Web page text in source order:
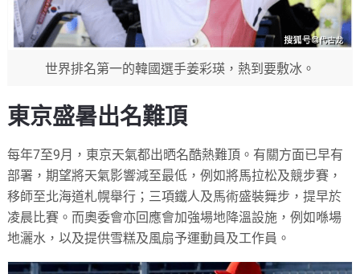
世界排名第一的韓國選手姜彩瑛，熱到要敷冰。
東京盛暑出名難頂
每年7至9月，東京天氣都出晒名酷熱難頂。有關方面已早有
部署，期望將天氣影響減至最低，例如將馬拉松及競步賽，
移師至北海道札幌舉行；三項鐵人及馬術盛裝舞步，提早於
凌晨比賽。而奧委會亦回應會加強場地降溫設施，例如喺場
地灑水，以及提供雪糕及風扇予運動員及工作員。